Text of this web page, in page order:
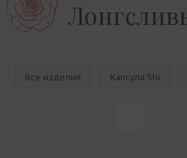
Все изделия Капсула Shi